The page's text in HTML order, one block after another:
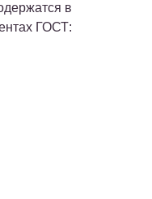
в
ГОСТ: